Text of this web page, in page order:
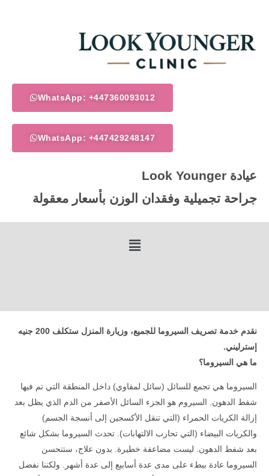
المحتوى
WhatsApp: +447360093012
WhatsApp: +447429248147
عيادة Look Younger
جراحة تجميلية وفقدان الوزن بأسعار معقولة
Menu
نقدم خدمة تصريف السيروما للجميع، وزيارة المنزل ستكلف 200 جنيه
إسترليني.
ما هي السيروما؟
السيروما هي تجمع للسائل (سائل لمفاوي) داخل المنطقة التي تم فيها
شفط الدهون. السيروم هو الجزء السائل الأصفر من الدم الذي يظل بعد
إزالة الكريات الحمراء (التي تنقل الأكسجين إلى أنسجة الجسم)
والكريات البيضاء (التي تحارب الالتهابات). تحدث السيروما بشكل شائع
بعد شفط الدهون. ليست مضاعفة خطيرة. بدون علاج، ستتحسن
السيروما عادة ببطء على مدى عدة أسابيع إلى عدة أشهر. ولكننا نفضل